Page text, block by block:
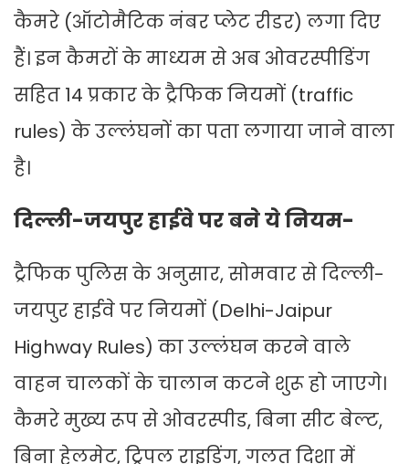
कैमरे (ऑटोमैटिक नंबर प्लेट रीडर) लगा दिए
हैं। इन कैमरों के माध्यम से अब ओवरस्पीडिंग
सहित 14 प्रकार के ट्रैफिक नियमों (traffic
rules) के उल्लंघनों का पता लगाया जाने वाला
है।
दिल्ली-जयपुर हाईवे पर बने ये नियम-
ट्रैफिक पुलिस के अनुसार, सोमवार से दिल्ली-
जयपुर हाईवे पर नियमों (Delhi-Jaipur
Highway Rules) का उल्लंघन करने वाले
वाहन चालकों के चालान कटने शुरू हो जाएगे।
कैमरे मुख्य रूप से ओवरस्पीड, बिना सीट बेल्ट,
बिना हेलमेट, ट्रिपल राइडिंग, गलत दिशा में